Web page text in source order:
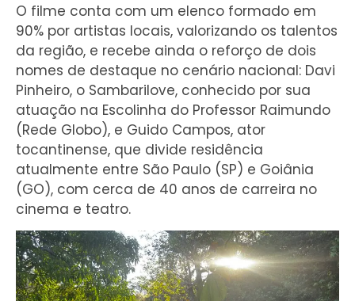
O filme conta com um elenco formado em
90% por artistas locais, valorizando os talentos
da região, e recebe ainda o reforço de dois
nomes de destaque no cenário nacional: Davi
Pinheiro, o Sambarilove, conhecido por sua
atuação na Escolinha do Professor Raimundo
(Rede Globo), e Guido Campos, ator
tocantinense, que divide residência
atualmente entre São Paulo (SP) e Goiânia
(GO), com cerca de 40 anos de carreira no
cinema e teatro.